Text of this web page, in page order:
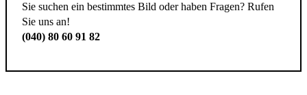
Sie suchen ein bestimmtes Bild oder haben Fragen? Rufen
Sie uns an!
(040) 80 60 91 82